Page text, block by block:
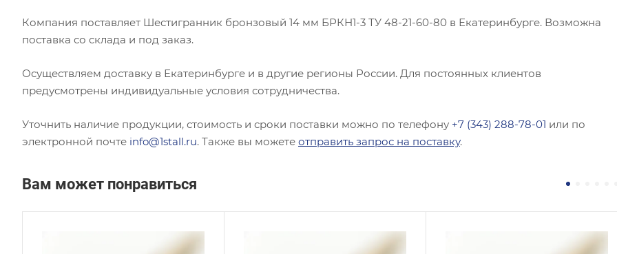
Компания поставляет Шестигранник бронзовый 14 мм БРКН1-3 ТУ 48-21-60-80 в Екатеринбурге. Возможна
поставка со склада и под заказ.
Осуществляем доставку в Екатеринбурге и в другие регионы России. Для постоянных клиентов
предусмотрены индивидуальные условия сотрудничества.
Уточнить наличие продукции, стоимость и сроки поставки можно по телефону +7 (343) 288-78-01 или по
электронной почте info@1stall.ru. Также вы можете отправить запрос на поставку.
Вам может понравиться